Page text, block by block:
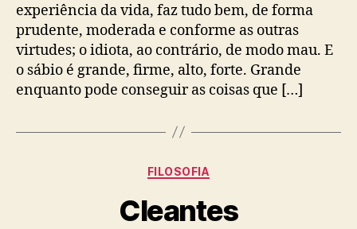
experiência da vida, faz tudo bem, de forma
prudente, moderada e conforme as outras
virtudes; o idiota, ao contrário, de modo mau. E
o sábio é grande, firme, alto, forte. Grande
enquanto pode conseguir as coisas que […]
Categorias
FILOSOFIA
Cleantes